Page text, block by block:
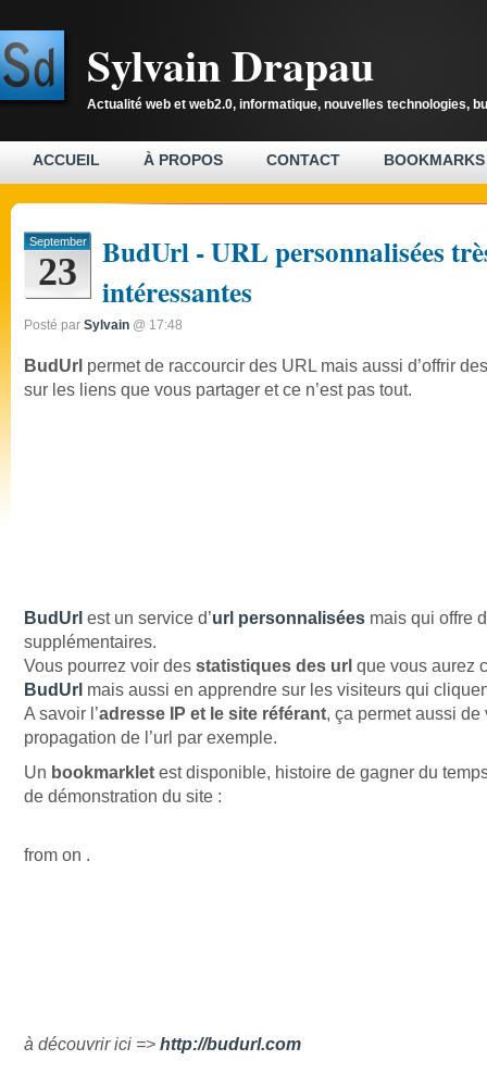
Sylvain Drapau
Actualité web et web2.0, informatique, nouvelles technologies,
ACCUEIL À PROPOS CONTACT BOOKMARKS
September
23
BudUrl - URL personnalisées
intéressantes
Posté par Sylvain @ 17:48
BudUrl permet de raccourcir des URL mais aussi d’offrir
sur les liens que vous partager et ce n’est pas tout.
BudUrl est un service d’url personnalisées mais qui offre
supplémentaires.
Vous pourrez voir des statistiques des url que vous aurez
BudUrl mais aussi en apprendre sur les visiteurs qui
A savoir l’adresse IP et le site référant, ça permet aussi de
propagation de l’url par exemple.
Un bookmarklet est disponible, histoire de gagner du
de démonstration du site :
from on .
à découvrir ici => http://budurl.com